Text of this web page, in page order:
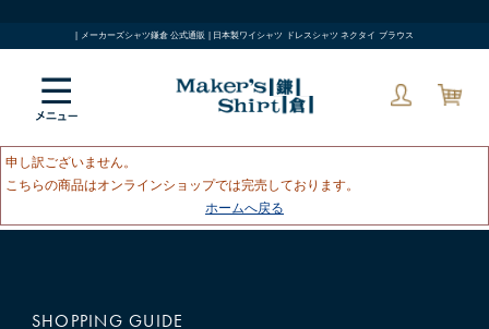
| メーカーズシャツ鎌倉 公式通販 | 日本製ワイシャツ ドレスシャツ ネクタイ ブラウス
申し訳ございません。
こちらの商品はオンラインショップでは完売しております。
ホームへ戻る
SHOPPING GUIDE